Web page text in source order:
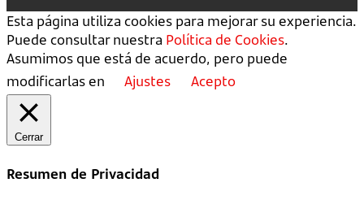
Esta página utiliza cookies para mejorar su experiencia.
Puede consultar nuestra Política de Cookies.
Asumimos que está de acuerdo, pero puede
modificarlas en
Ajustes Acepto
Cerrar
Resumen de Privacidad